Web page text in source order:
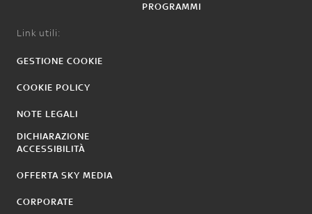
PROGRAMMI
Link utili:
GESTIONE COOKIE
COOKIE POLICY
NOTE LEGALI
DICHIARAZIONE
ACCESSIBILITÀ
OFFERTA SKY MEDIA
CORPORATE